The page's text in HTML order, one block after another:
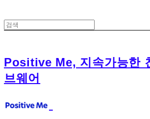
Positive Me, 지속가능한
브웨어